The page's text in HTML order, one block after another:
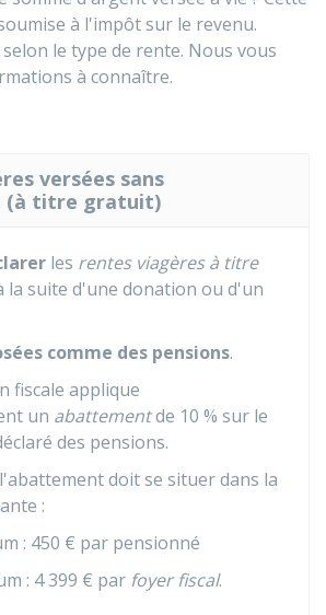
à l'impôt sur le revenu.
le type de rente. Nous vous
à connaître.
versées sans
(à titre gratuit)
les rentes viagères à titre
la suite d'une donation ou d'un
comme des pensions.
fiscale applique
un abattementde 10 % sur le
des pensions.
doit se situer dans la
:
: 450 € par pensionné
: 4 399 € par foyer fiscal.